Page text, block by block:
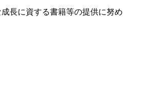
長に資する書籍等の提供に努め